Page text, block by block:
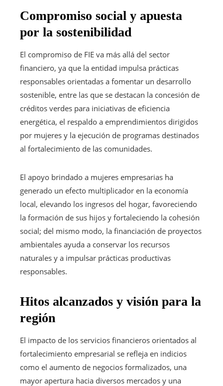
Compromiso social y apuesta
por la sostenibilidad
El compromiso de FIE va más allá del sector
financiero, ya que la entidad impulsa prácticas
responsables orientadas a fomentar un desarrollo
sostenible, entre las que se destacan la concesión de
créditos verdes para iniciativas de eficiencia
energética, el respaldo a emprendimientos dirigidos
por mujeres y la ejecución de programas destinados
al fortalecimiento de las comunidades.
El apoyo brindado a mujeres empresarias ha
generado un efecto multiplicador en la economía
local, elevando los ingresos del hogar, favoreciendo
la formación de sus hijos y fortaleciendo la cohesión
social; del mismo modo, la financiación de proyectos
ambientales ayuda a conservar los recursos
naturales y a impulsar prácticas productivas
responsables.
Hitos alcanzados y visión para la
región
El impacto de los servicios financieros orientados al
fortalecimiento empresarial se refleja en indicios
como el aumento de negocios formalizados, una
mayor apertura hacia diversos mercados y una